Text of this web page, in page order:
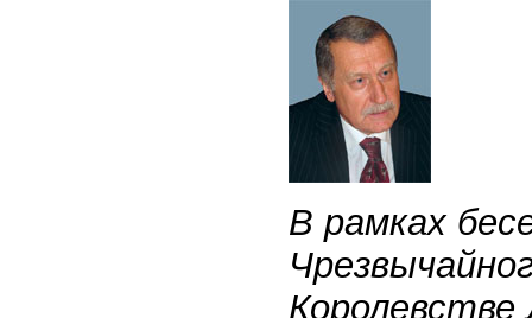
В рамках
Королевстве